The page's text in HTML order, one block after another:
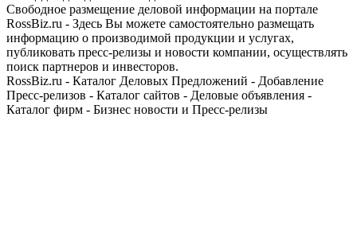
Свободное размещение деловой информации на портале
RossBiz.ru - Здесь Вы можете самостоятельно размещать
информацию о производимой продукции и услугах,
публиковать пресс-релизы и новости компании, осуществлять
поиск партнеров и инвесторов.
RossBiz.ru - Каталог Деловых Предложений - Добавление
Пресс-релизов - Каталог сайтов - Деловые объявления -
Каталог фирм - Бизнес новости и Пресс-релизы